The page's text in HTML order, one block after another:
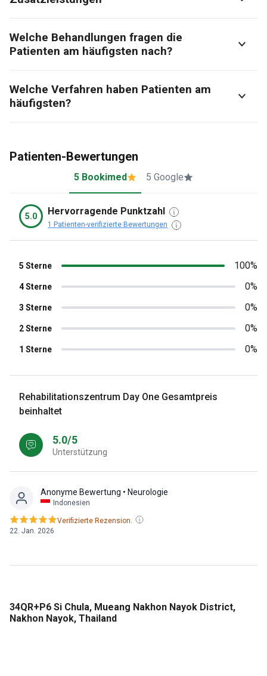
Welche Behandlungen fragen die
Patienten am häufigsten nach?
Welche Verfahren haben Patienten am
häufigsten?
Patienten-Bewertungen
5 Bookimed 5 Google
5.0 Hervorragende Punktzahl
1 Patienten-verifizierte Bewertungen
1 Sterne 0%
2 Sterne 0%
3 Sterne 0%
4 Sterne 0%
5 Sterne 100%
Rehabilitationszentrum Day One Gesamtpreis
beinhaltet
5.0/5
Unterstützung
Anonyme Bewertung • Neurologie
Indonesien
22. Jan. 2026
Verifizierte Rezension.
34QR+P6 Si Chula, Mueang Nakhon Nayok District,
Nakhon Nayok, Thailand